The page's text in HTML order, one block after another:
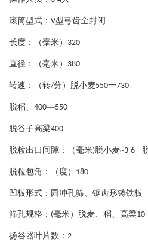
滚筒型式： V型弓齿全封闭
长度：（毫米） 320
直径：（毫米） 380
转速：（转/分）脱小麦550一730
脱稻、 400—550
脱谷子高梁400
脱粒出口间隙：（毫米)脱小麦~3-6
脱粒包角：（度） 180
凹板形式：园冲孔筛、锯齿形铸铁板
筛孔规格： (毫米）脱麦、稻、高梁10
扬谷器叶片数： 2